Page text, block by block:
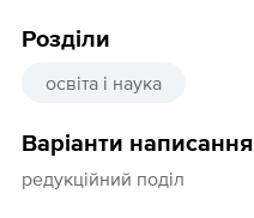
Розділи
освіта і наука
Варіанти написання
редукційний поділ